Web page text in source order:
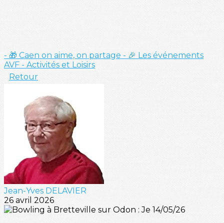
- 🎁 Caen on aime, on partage - 🎉 Les événements
AVF - Activités et Loisirs
Retour
Jean-Yves DELAVIER
26 avril 2026